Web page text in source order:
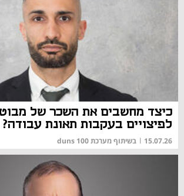
כיצד מחשבים את השכר של
לפיצויים בעקבות תאונת עבודה?
15.07.26
| בשיתוף מערכת duns 100